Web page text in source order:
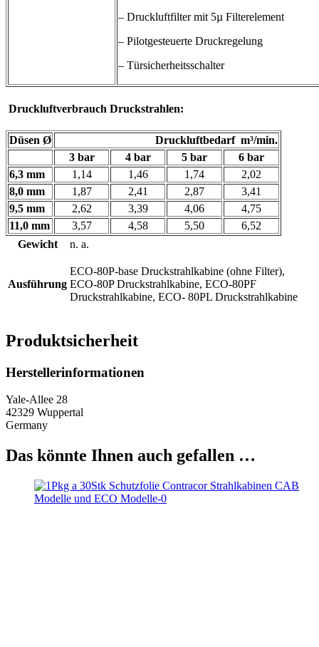
– Druckluftfilter mit 5µ Filterelement
– Pilotgesteuerte Druckregelung
– Türsicherheitsschalter
Druckluftverbrauch Druckstrahlen:
Düsen Ø
Druckluftbedarf m³/min.
3 bar
4 bar 5 bar
6 bar
6,3 mm
1,14 1,46 1,74
2,02
8,0 mm
1,87 2,41 2,87
3,41
9,5 mm
2,62 3,39 4,06
4,75
11,0 mm
3,57 4,58 5,50
6,52
Gewicht
n. a.
Ausführung
ECO-80P-base Druckstrahlkabine (ohne Filter),
ECO-80P Druckstrahlkabine, ECO-80PF
Druckstrahlkabine, ECO- 80PL Druckstrahlkabine
Produktsicherheit
Herstellerinformationen
Yale-Allee 28
42329 Wuppertal
Germany
Das könnte Ihnen auch gefallen …